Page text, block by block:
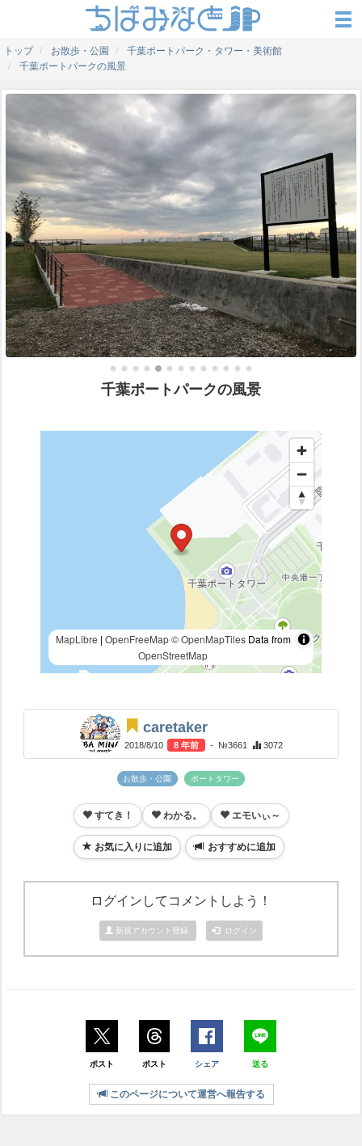
トップ お散歩・公園
千葉ポートパーク・タワー・美術館
千葉ポートパークの風景
千葉ポートパークの風景
MapLibre | OpenFreeMap © OpenMapTilesData from
OpenStreetMap
caretaker
2018/8/10 8 年前 - №3661 3072
お散歩・公園 ポートタワー
すてき！ わかる。 エモいぃ～
お気に入りに追加 おすすめに追加
ログインしてコメントしよう！
新規アカウント登録 ログイン
ポスト ポスト シェア 送る
このページについて運営へ報告する